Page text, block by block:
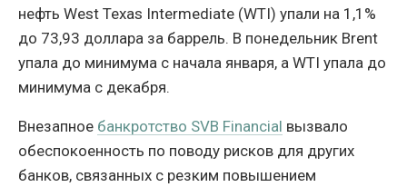
нефть West Texas Intermediate (WTI) упали на 1,1%
до 73,93 доллара за баррель. В понедельник Brent
упала до минимума с начала января, а WTI упала до
минимума с декабря.
Внезапное банкротство SVB Financial вызвало
обеспокоенность по поводу рисков для других
банков, связанных с резким повышением